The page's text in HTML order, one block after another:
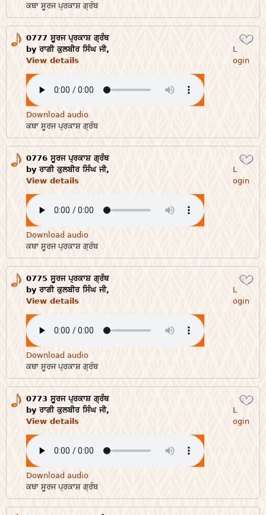
ਕਥਾ ਸੂਰਜ ਪ੍ਰਕਾਸ਼ ਗ੍ਰੰਥ
0777 ਸੂਰਜ ਪ੍ਰਕਾਸ਼ ਗ੍ਰੰਥ
by ਰਾਗੀ ਕੁਲਬੀਰ ਸਿੰਘ ਜੀ,
View details
L
ogin
Download audio
ਕਥਾ ਸੂਰਜ ਪ੍ਰਕਾਸ਼ ਗ੍ਰੰਥ
0776 ਸੂਰਜ ਪ੍ਰਕਾਸ਼ ਗ੍ਰੰਥ
by ਰਾਗੀ ਕੁਲਬੀਰ ਸਿੰਘ ਜੀ,
View details
L
ogin
Download audio
ਕਥਾ ਸੂਰਜ ਪ੍ਰਕਾਸ਼ ਗ੍ਰੰਥ
0775 ਸੂਰਜ ਪ੍ਰਕਾਸ਼ ਗ੍ਰੰਥ
by ਰਾਗੀ ਕੁਲਬੀਰ ਸਿੰਘ ਜੀ,
View details
L
ogin
Download audio
ਕਥਾ ਸੂਰਜ ਪ੍ਰਕਾਸ਼ ਗ੍ਰੰਥ
0773 ਸੂਰਜ ਪ੍ਰਕਾਸ਼ ਗ੍ਰੰਥ
by ਰਾਗੀ ਕੁਲਬੀਰ ਸਿੰਘ ਜੀ,
View details
L
ogin
Download audio
ਕਥਾ ਸੂਰਜ ਪ੍ਰਕਾਸ਼ ਗ੍ਰੰਥ